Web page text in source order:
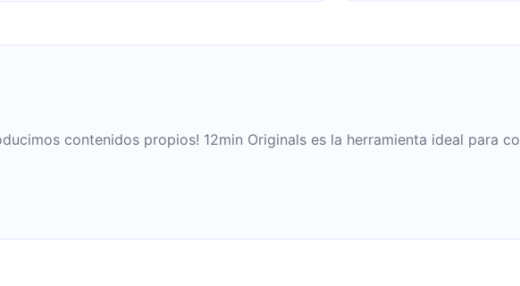
contenidos propios! 12min Originals es la herramienta ideal para